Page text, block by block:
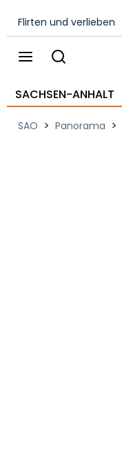
Flirten und verlieben
SACHSEN-ANHALT
SAO > Panorama >